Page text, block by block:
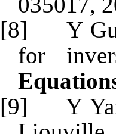
[8]
Y
for
[9]
Y